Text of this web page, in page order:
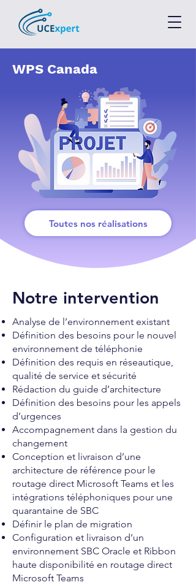
WPS Canada
Toutes nos réalisations
Notre intervention
Analyse de l’environnement existant
Définition des besoins pour le nouvel
environnement de téléphonie
Définition des requis en réseautique,
qualité de service et sécurité
Rédaction du guide d’architecture
Définition des besoins pour les appels
d’urgences
Accompagnement dans la gestion du
changement
Conception et livraison d’une
architecture de référence pour le
routage direct Microsoft Teams et les
intégrations téléphoniques pour une
quarantaine de SBC
Définir le plan de migration
Configuration et livraison d’un
environnement SBC Oracle et Ribbon
haute disponibilité en routage direct
Microsoft Teams